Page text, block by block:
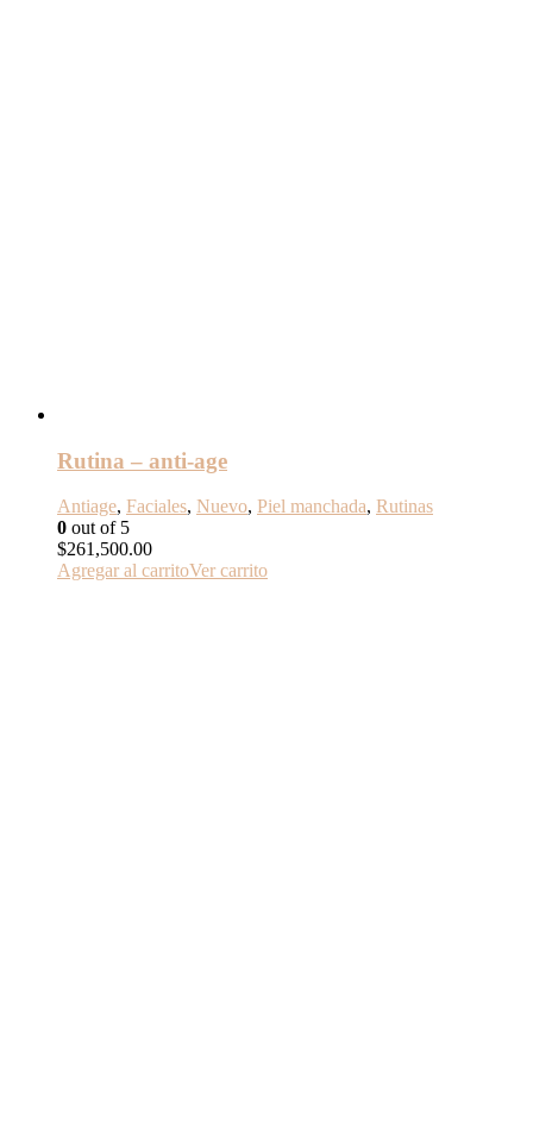
Rutina – anti-age
Antiage, Faciales, Nuevo, Piel manchada, Rutinas
0 out of 5
$261,500.00
Agregar al carritoVer carrito